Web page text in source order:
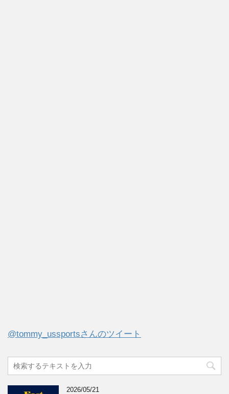
@tommy_ussportsさんのツイート
2026/05/21